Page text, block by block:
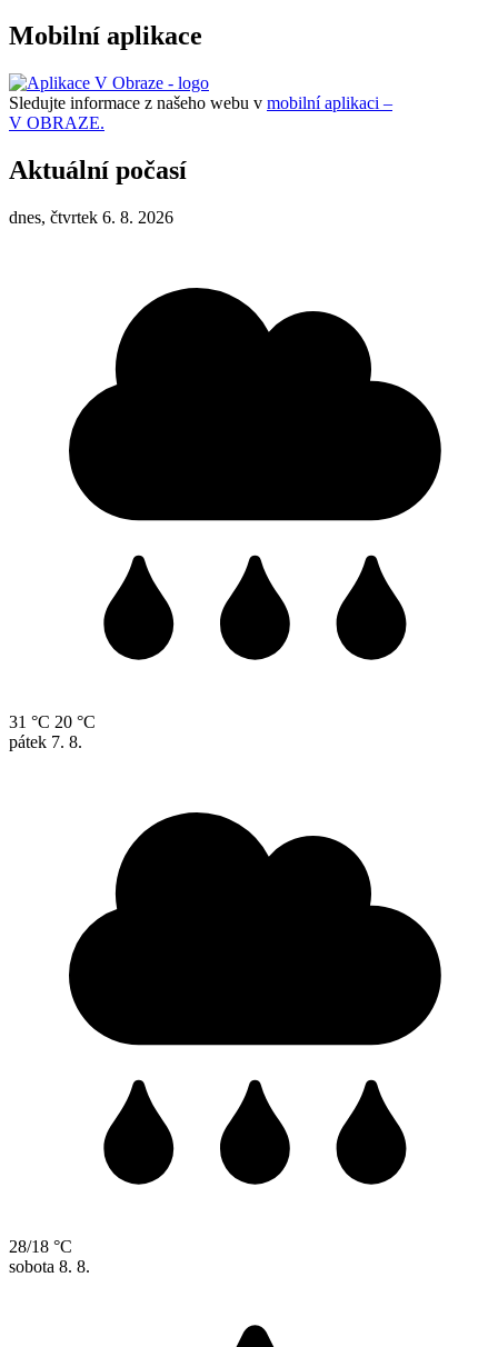
Mobilní aplikace
Sledujte informace z našeho webu v mobilní aplikaci –
V OBRAZE.
Aktuální počasí
dnes, čtvrtek 6. 8. 2026
31 °C 20 °C
pátek 7. 8.
28/18 °C
sobota 8. 8.